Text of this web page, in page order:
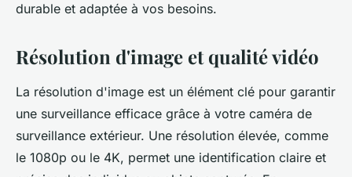
durable et adaptée à vos besoins.
Résolution d'image et qualité vidéo
La résolution d'image est un élément clé pour garantir
une surveillance efficace grâce à votre caméra de
surveillance extérieur. Une résolution élevée, comme
le 1080p ou le 4K, permet une identification claire et